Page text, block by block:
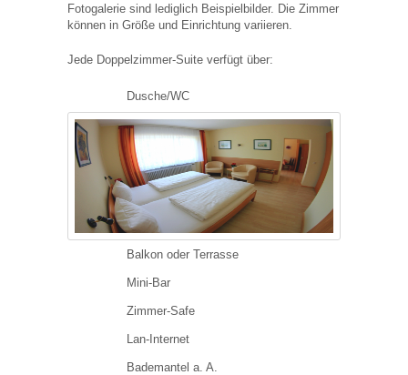
Fotogalerie sind lediglich Beispielbilder. Die Zimmer
können in Größe und Einrichtung variieren.
Jede Doppelzimmer-Suite verfügt über:
Dusche/WC
Balkon oder Terrasse
Mini-Bar
Zimmer-Safe
Lan-Internet
Bademantel a. A.